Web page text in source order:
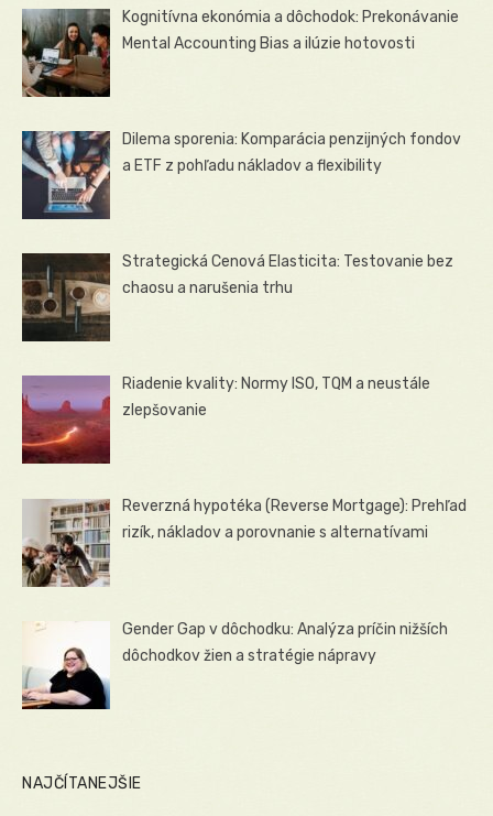
Kognitívna ekonómia a dôchodok: Prekonávanie
Mental Accounting Bias a ilúzie hotovosti
Dilema sporenia: Komparácia penzijných fondov
a ETF z pohľadu nákladov a flexibility
Strategická Cenová Elasticita: Testovanie bez
chaosu a narušenia trhu
Riadenie kvality: Normy ISO, TQM a neustále
zlepšovanie
Reverzná hypotéka (Reverse Mortgage): Prehľad
rizík, nákladov a porovnanie s alternatívami
Gender Gap v dôchodku: Analýza príčin nižších
dôchodkov žien a stratégie nápravy
NAJČÍTANEJŠIE